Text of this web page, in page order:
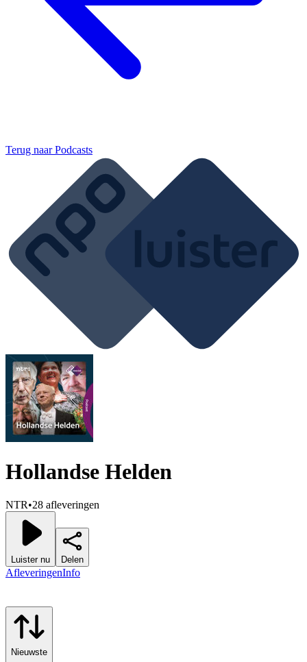
Terug naarPodcasts
Hollandse Helden
NTR•28 afleveringen
Luister nu Delen
AfleveringenInfo
Nieuwste